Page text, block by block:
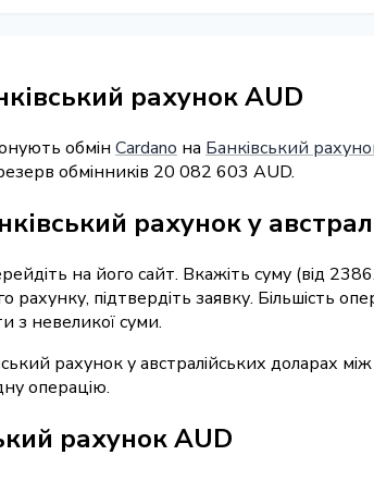
рахунок AUD
обмін Cardano на Банківський
обмінників 20 082 603 AUD.
рахунок у
на його сайт. Вкажіть суму (від
рахунку, підтвердіть заявку. Більшість
з невеликої суми.
рахунок у австралійських доларах
операцію.
рахунок AUD